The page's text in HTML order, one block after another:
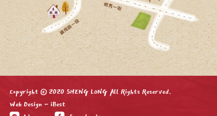
Copyright © 2020 SHENG LONG All Rights Reserved.
Web Design - iBest